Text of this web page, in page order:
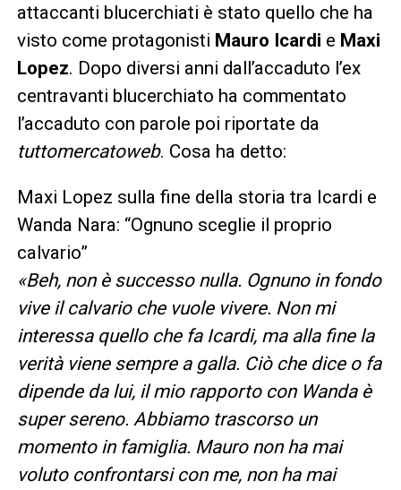
attaccanti blucerchiati è stato quello che ha
visto come protagonisti Mauro Icardi e Maxi
Lopez. Dopo diversi anni dall’accaduto l’ex
centravanti blucerchiato ha commentato
l’accaduto con parole poi riportate da
tuttomercatoweb. Cosa ha detto:
Maxi Lopez sulla fine della storia tra Icardi e
Wanda Nara: “Ognuno sceglie il proprio
calvario”
«Beh, non è successo nulla. Ognuno in fondo
vive il calvario che vuole vivere. Non mi
interessa quello che fa Icardi, ma alla fine la
verità viene sempre a galla. Ciò che dice o fa
dipende da lui, il mio rapporto con Wanda è
super sereno. Abbiamo trascorso un
momento in famiglia. Mauro non ha mai
voluto confrontarsi con me, non ha mai